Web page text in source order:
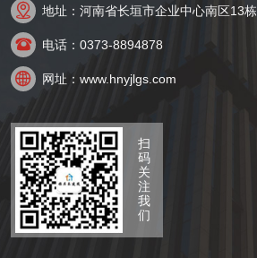
 地址：河南省长垣市企业中心南区13栋
 电话：0373-8894878
 网址：www.hnyjlgs.com
扫
码
关
注
我
们